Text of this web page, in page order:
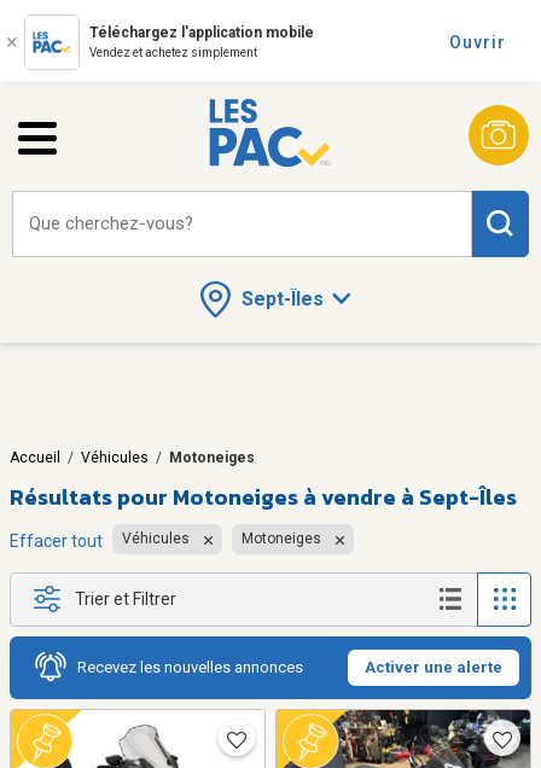
Téléchargez l'application mobile
Vendez et achetez simplement
Ouvrir
Sept-Îles
Que cherchez-vous?
Accueil / Véhicules / Motoneiges
Résultats pour Motoneiges à vendre à Sept-Îles
Effacer tout Véhicules Motoneiges
Trier et Filtrer
Recevez les nouvelles annonces Activer une alerte